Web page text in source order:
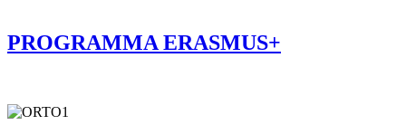
PROGRAMMA ERASMUS+